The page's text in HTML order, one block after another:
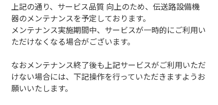
上記の通り、サービス品質 向上のため、伝送路設備機
器のメンテナンスを予定しております。
メンテナンス実施期間中、サービスが一時的にご利用い
ただけなくなる場合がございます。
なおメンテナンス終了後も上記サービスがご利用いただ
けない場合には、下記操作を行っていただきますようお
願いいたします。